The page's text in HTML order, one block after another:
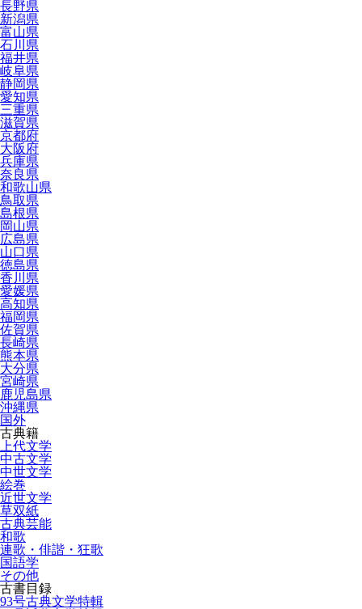
長野県
新潟県
富山県
石川県
福井県
岐阜県
静岡県
愛知県
三重県
滋賀県
京都府
大阪府
兵庫県
奈良県
和歌山県
鳥取県
島根県
岡山県
広島県
山口県
徳島県
香川県
愛媛県
高知県
福岡県
佐賀県
長崎県
熊本県
大分県
宮崎県
鹿児島県
沖縄県
国外
古典籍
上代文学
中古文学
中世文学
絵巻
近世文学
草双紙
古典芸能
和歌
連歌・俳諧・狂歌
国語学
その他
古書目録
93号古典文学特輯